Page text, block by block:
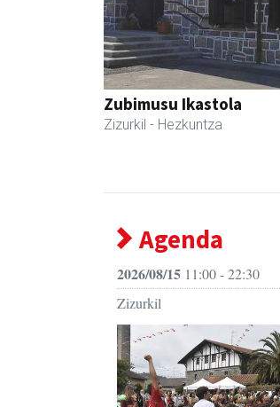
Zubimusu Ikastola
Zizurkil - Hezkuntza
Agenda
2026/08/15 11:00 - 22:30
Zizurkil